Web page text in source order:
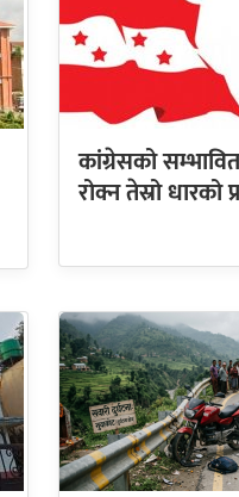
कांग्रेसको
रोक्न तेस्रो धारको